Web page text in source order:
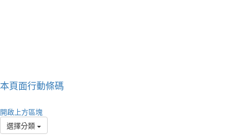
本頁面行動條碼
開啟上方區塊
選擇分類